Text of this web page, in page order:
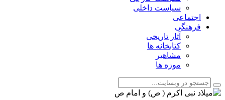
سیاست داخلی
اجتماعی
فرهنگی
آثار تاریخی
کتابخانه ها
مشاهیر
موزه ها